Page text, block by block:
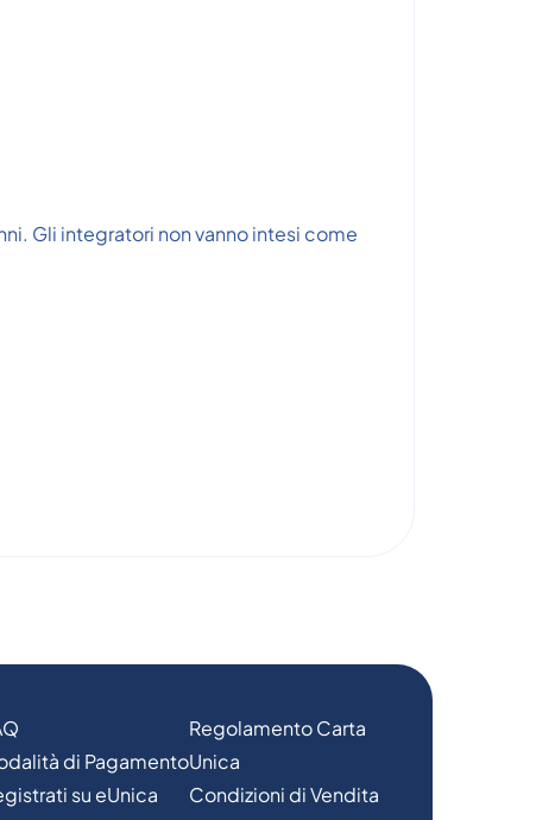
Gli integratori non vanno intesi come
di Pagamento
su eUnica
Regolamento Carta
Unica
Condizioni di Vendita